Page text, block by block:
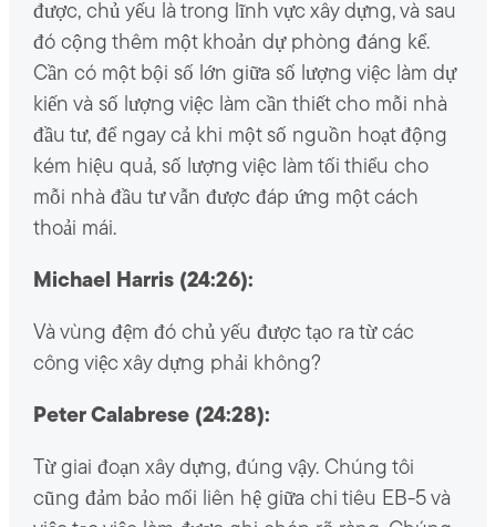
được, chủ yếu là trong lĩnh vực xây dựng, và sau
đó cộng thêm một khoản dự phòng đáng kể.
Cần có một bội số lớn giữa số lượng việc làm dự
kiến ​​và số lượng việc làm cần thiết cho mỗi nhà
đầu tư, để ngay cả khi một số nguồn hoạt động
kém hiệu quả, số lượng việc làm tối thiểu cho
mỗi nhà đầu tư vẫn được đáp ứng một cách
thoải mái.
Michael Harris (24:26):
Và vùng đệm đó chủ yếu được tạo ra từ các
công việc xây dựng phải không?
Peter Calabrese (24:28):
Từ giai đoạn xây dựng, đúng vậy. Chúng tôi
cũng đảm bảo mối liên hệ giữa chi tiêu EB-5 và